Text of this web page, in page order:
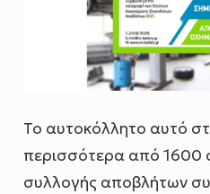
To αυτοκόλλητο αυτό
περισσότερα από 1600
συλλογής αποβλήτων